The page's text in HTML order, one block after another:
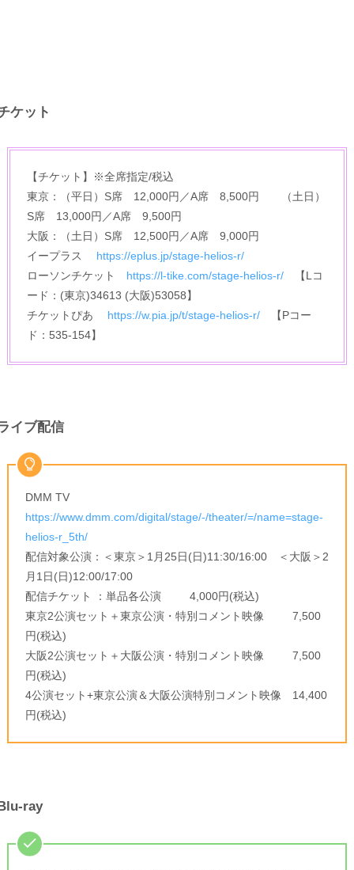
ケット
【チケット】※全席指定/税込
東京：（平日）S席 12,000円／A席 8,500円 （土日）
S席 13,000円／A席 9,500円
大阪：（土日）S席 12,500円／A席 9,000円
イープラス https://eplus.jp/stage-helios-r/
ローソンチケット https://l-tike.com/stage-helios-r/【Lコ
ード：(東京)34613 (大阪)53058】
チケットぴあ https://w.pia.jp/t/stage-helios-r/【Pコー
ド：535-154】
イブ配信
DMM TV
https://www.dmm.com/digital/stage/-/theater/=/name=stage-
helios-r_5th/
配信対象公演：＜東京＞1月25日(日)11:30/16:00 ＜大阪＞2
月1日(日)12:00/17:00
配信チケット ：単品各公演 4,000円(税込)
東京2公演セット＋東京公演・特別コメント映像 7,500
円(税込)
大阪2公演セット＋大阪公演・特別コメント映像 7,500
円(税込)
4公演セット+東京公演＆大阪公演特別コメント映像 14,400
円(税込)
ray